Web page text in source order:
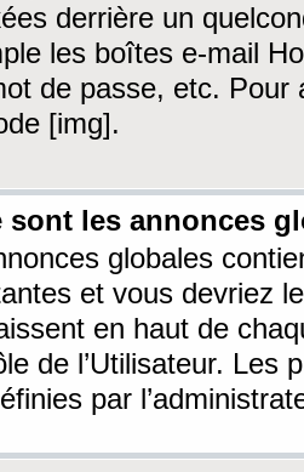
derrière un
les boîtes e-mail
de passe, etc. Pour
[img].
sont les annonces
globales
et vous devriez
en haut de
de l’Utilisateur. Les
par